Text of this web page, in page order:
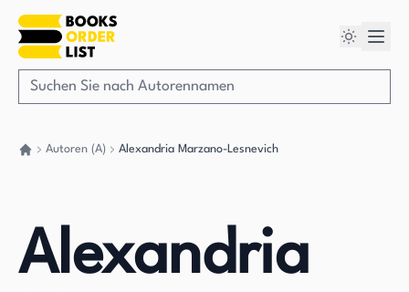
Autoren (A) Alexandria Marzano-Lesnevich
Alexandria